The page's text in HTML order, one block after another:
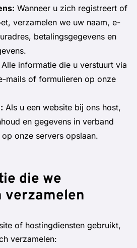
Wanneer u zich registreert of
verzamelen we uw naam, e-
betalingsgegevens en
Alle informatie die u verstuurt via
mails of formulieren op onze
Als u een website bij ons host,
en gegevens in verband
onze servers opslaan.
die we
verzamelen
of hostingdiensten gebruikt,
verzamelen: